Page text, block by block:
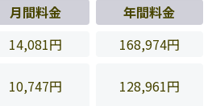
月間料金
年間料金
14,081円
168,974円
10,747円 128,961円